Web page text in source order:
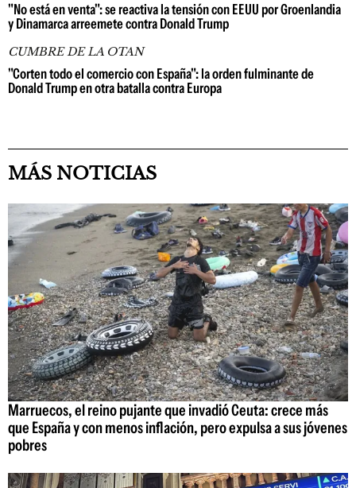
"No está en venta": se reactiva la tensión con EEUU por Groenlandia
y Dinamarca arreemete contra Donald Trump
CUMBRE DE LA OTAN
"Corten todo el comercio con España": la orden fulminante de
Donald Trump en otra batalla contra Europa
MÁS NOTICIAS
Marruecos, el reino pujante que invadió Ceuta: crece más
que España y con menos inflación, pero expulsa a sus jóvenes
pobres